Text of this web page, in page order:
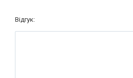
Відгук: